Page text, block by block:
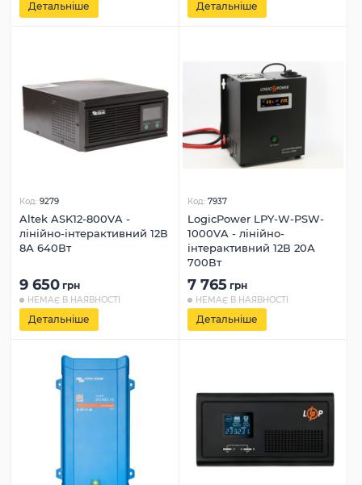
Детальніше Детальніше
Код: 9279
Altek ASK12-800VA -
лінійно-інтерактивний 12В
8А 640Вт
9 650 грн
НЕМАЄ В НАЯВНОСТІ
Детальніше
Код: 7937
LogicPower LPY-W-PSW-
1000VA - лінійно-
інтерактивний 12В 20А
700Вт
7 765 грн
НЕМАЄ В НАЯВНОСТІ
Детальніше